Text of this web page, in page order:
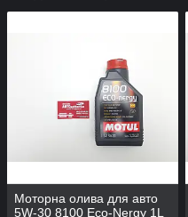
Моторна олива для авто
5W-30 8100 Eco-Nergy 1L